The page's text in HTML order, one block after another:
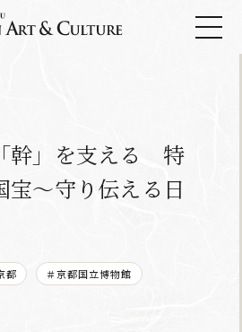
幹」を支える 特
宝～守り伝える日
都 ＃京都国立博物館